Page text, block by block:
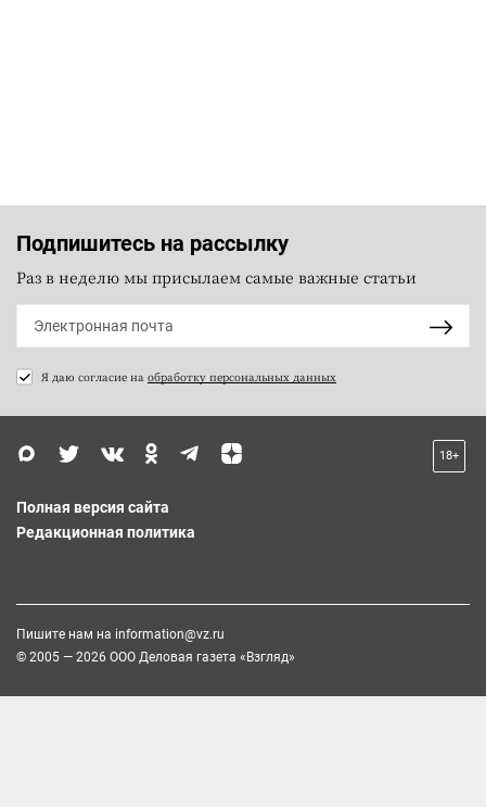
Подпишитесь на рассылку
Раз в неделю мы присылаем самые важные статьи
Я даю согласие на обработку персональных данных
18+
Полная версия сайта
Редакционная политика
Пишите нам на information@vz.ru
© 2005 — 2026 ООО Деловая газета «Взгляд»